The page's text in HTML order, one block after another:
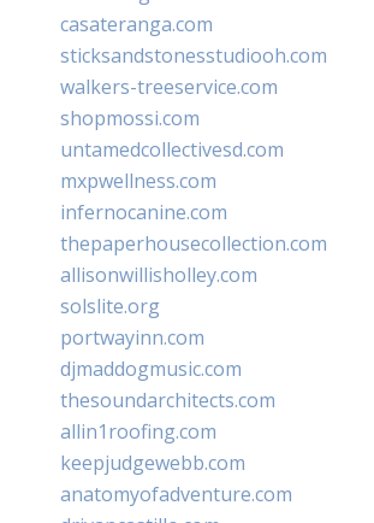
casateranga.com
sticksandstonesstudiooh.com
walkers-treeservice.com
shopmossi.com
untamedcollectivesd.com
mxpwellness.com
infernocanine.com
thepaperhousecollection.com
allisonwillisholley.com
solslite.org
portwayinn.com
djmaddogmusic.com
thesoundarchitects.com
allin1roofing.com
keepjudgewebb.com
anatomyofadventure.com